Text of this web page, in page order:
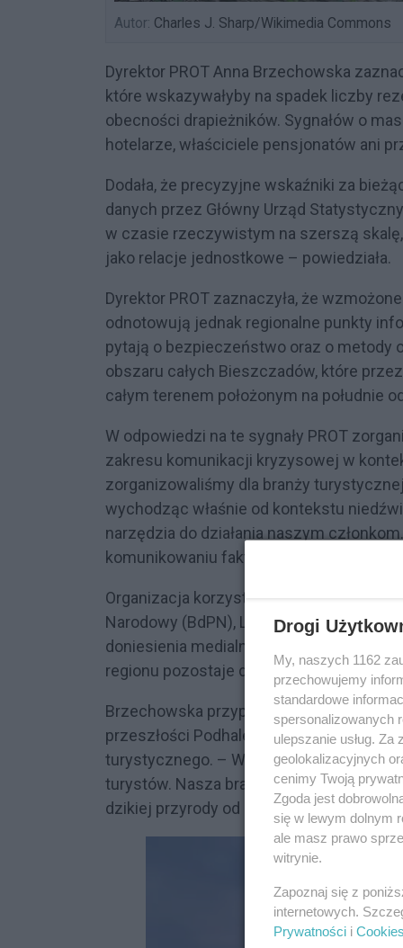
Autor: Charles J. Sharp/Wikimedia Commons
Dyrektor PROT Anna Brzechowska
które wskazywałyby na spadek liczby
obecności drapieżników. Sygnałów o
hotelarze, właściciele pensjonatów ani
Dodała, że precyzyjne wskaźniki za
danych przez Główny Urząd
w czasie rzeczywistym na szerszą
jako relacje jednostkowe – powiedziała.
Dyrektor PROT zaznaczyła, że
odnotowują jednak regionalne punkty
pytają o bezpieczeństwo oraz o metody
obszaru całych Bieszczadów, które
całym terenem położonym na południe
W odpowiedzi na te sygnały PROT
zakresu komunikacji kryzysowej w
zorganizowaliśmy dla branży
wychodząc właśnie od kontekstu
narzędzia do działania naszym
komunikowaniu faktów – oświadczyła
Organizacja korzysta z wiedzy
Narodowy (BdPN), Lasy Państwowe oraz
doniesienia medialne nie zmienią profilu
regionu pozostaje dzika przyroda.
Brzechowska przypomniała, że z
przeszłości Podhale, co nie
turystycznego. – Wskazujemy, aby
turystów. Nasza branża jest dobrze
dzikiej przyrody od lat – dodała
Drogi
My, naszych 1162
przechowujemy
standardowe
spersonalizowanych
ulepszanie usług.
geolokalizacyjnych
cenimy Twoją
Zgoda jest
się w lewym dolnym
ale masz prawo
witrynie.
Zapoznaj się z
internetowych.
Prywatności i Cookies